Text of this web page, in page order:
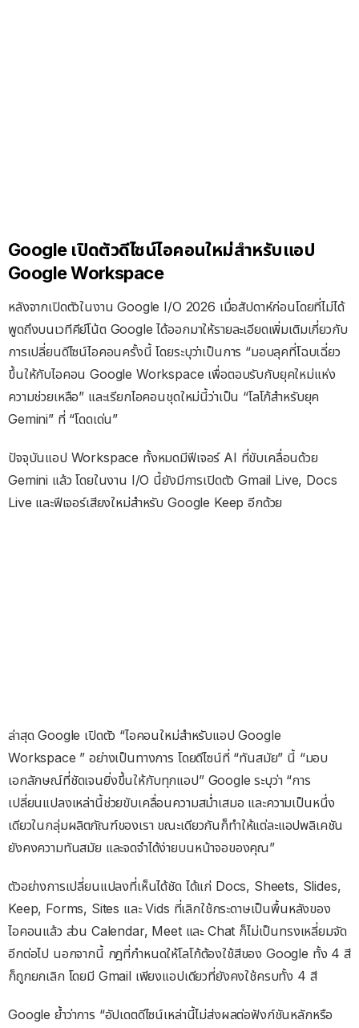
Google เปิดตัวดีไซน์ไอคอนใหม่สำหรับแอป
Google Workspace
หลังจากเปิดตัวในงาน Google I/O 2026 เมื่อสัปดาห์ก่อนโดยที่ไม่ได้
พูดถึงบนเวทีคีย์โน้ต Google ได้ออกมาให้รายละเอียดเพิ่มเติมเกี่ยวกับ
การเปลี่ยนดีไซน์ไอคอนครั้งนี้ โดยระบุว่าเป็นการ “มอบลุคที่โฉบเฉี่ยว
ขึ้นให้กับไอคอน Google Workspace เพื่อตอบรับกับยุคใหม่แห่ง
ความช่วยเหลือ” และเรียกไอคอนชุดใหม่นี้ว่าเป็น “โลโก้สำหรับยุค
Gemini” ที่ “โดดเด่น”
ปัจจุบันแอป Workspace ทั้งหมดมีฟีเจอร์ AI ที่ขับเคลื่อนด้วย
Gemini แล้ว โดยในงาน I/O นี้ยังมีการเปิดตัว Gmail Live, Docs
Live และฟีเจอร์เสียงใหม่สำหรับ Google Keep อีกด้วย
ล่าสุด Google เปิดตัว “ไอคอนใหม่สำหรับแอป Google
Workspace ” อย่างเป็นทางการ โดยดีไซน์ที่ “ทันสมัย” นี้ “มอบ
เอกลักษณ์ที่ชัดเจนยิ่งขึ้นให้กับทุกแอป” Google ระบุว่า “การ
เปลี่ยนแปลงเหล่านี้ช่วยขับเคลื่อนความสม่ำเสมอ และความเป็นหนึ่ง
เดียวในกลุ่มผลิตภัณฑ์ของเรา ขณะเดียวกันก็ทำให้แต่ละแอปพลิเคชัน
ยังคงความทันสมัย และจดจำได้ง่ายบนหน้าจอของคุณ”
ตัวอย่างการเปลี่ยนแปลงที่เห็นได้ชัด ได้แก่ Docs, Sheets, Slides,
Keep, Forms, Sites และ Vids ที่เลิกใช้กระดาษเป็นพื้นหลังของ
ไอคอนแล้ว ส่วน Calendar, Meet และ Chat ก็ไม่เป็นทรงเหลี่ยมจัด
อีกต่อไป นอกจากนี้ กฎที่กำหนดให้โลโก้ต้องใช้สีของ Google ทั้ง 4 สี
ก็ถูกยกเลิก โดยมี Gmail เพียงแอปเดียวที่ยังคงใช้ครบทั้ง 4 สี
Google ย้ำว่าการ “อัปเดตดีไซน์เหล่านี้ไม่ส่งผลต่อฟังก์ชันหลักหรือ